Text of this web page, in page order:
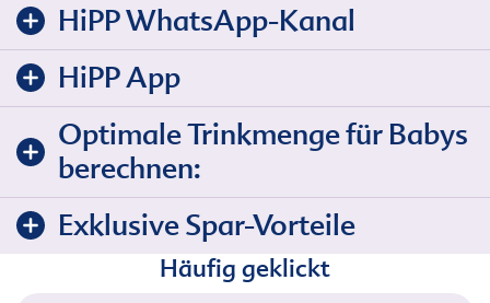
HiPP WhatsApp-Kanal
HiPP App
Optimale Trinkmenge für Babys
berechnen:
Exklusive Spar-Vorteile
Häufig geklickt